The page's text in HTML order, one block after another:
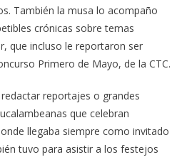
También la musa lo acompaño
crónicas sobre temas
que incluso le reportaron ser
Primero de Mayo, de la CTC.
reportajes o grandes
que celebran
llegaba siempre como invitado
tuvo para asistir a los festejos